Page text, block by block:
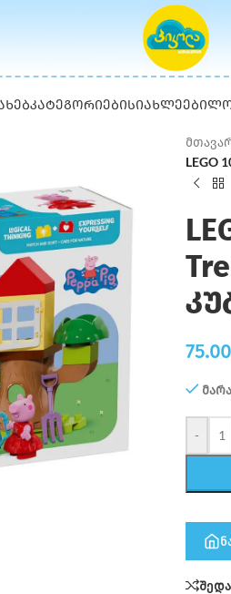
ᲙᲐᲢᲔᲒᲝᲠᲘᲔᲑᲘᲡᲘᲐᲮᲚᲔᲔᲑᲘ
LEGO
75.00
-